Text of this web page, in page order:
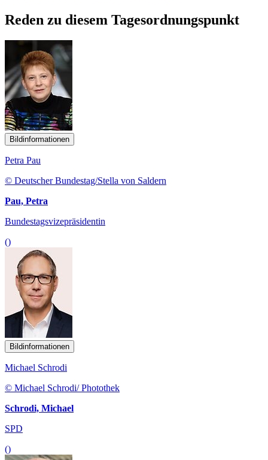
Reden zu diesem Tagesordnungspunkt
Bildinformationen
Petra Pau
© Deutscher Bundestag/Stella von Saldern
Pau, Petra
Bundestagsvizepräsidentin
()
Bildinformationen
Michael Schrodi
© Michael Schrodi/ Photothek
Schrodi, Michael
SPD
()